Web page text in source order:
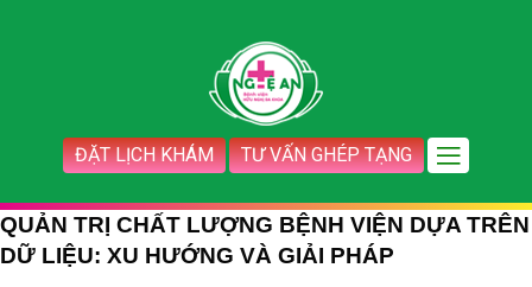
ĐẶT LỊCH KHÁM TƯ VẤN GHÉP TẠNG
QUẢN TRỊ CHẤT LƯỢNG BỆNH VIỆN DỰA TRÊN
DỮ LIỆU: XU HƯỚNG VÀ GIẢI PHÁP